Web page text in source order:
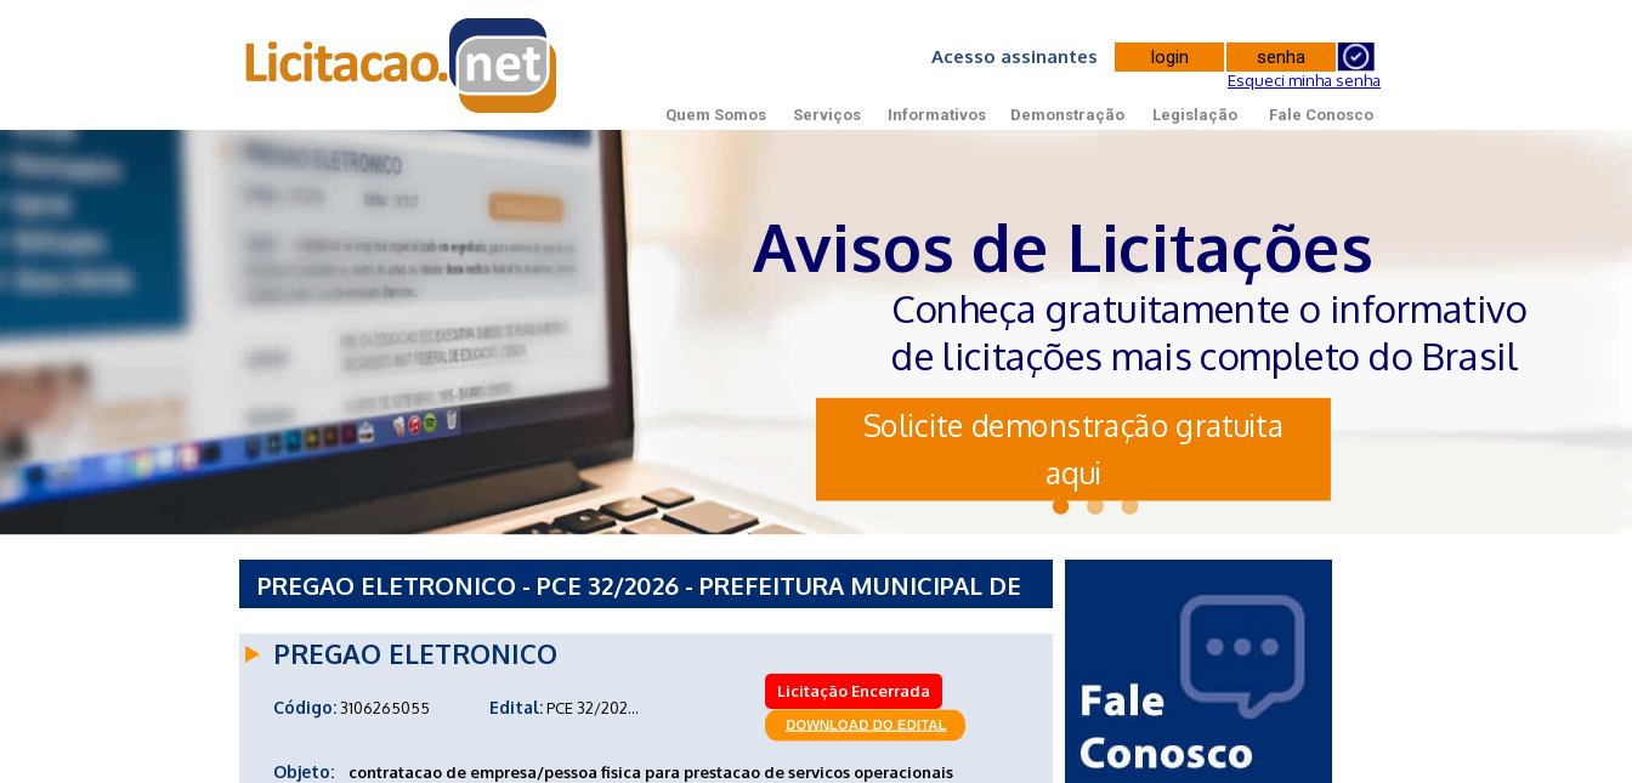
Acesso assinantes
Esqueci minha senha
Quem Somos Serviços Informativos Demonstração Legislação Fale Conosco
Avisos de Licitações
Conheça gratuitamente o informativo
de licitações mais completo do Brasil
Solicite demonstração gratuita
aqui
PREGAO ELETRONICO - PCE 32/2026 - PREFEITURA MUNICIPAL DE
PREGAO ELETRONICO
Código:3106265055 Edital:PCE 32/202...
Licitação Encerrada
Objeto:
contratacao de empresa/pessoa fisica para prestacao de servicos operacionais